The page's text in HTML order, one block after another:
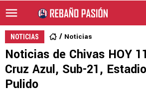
NOTICIAS Noticias
Noticias de Chivas HOY
Cruz Azul, Sub-21,
Pulido